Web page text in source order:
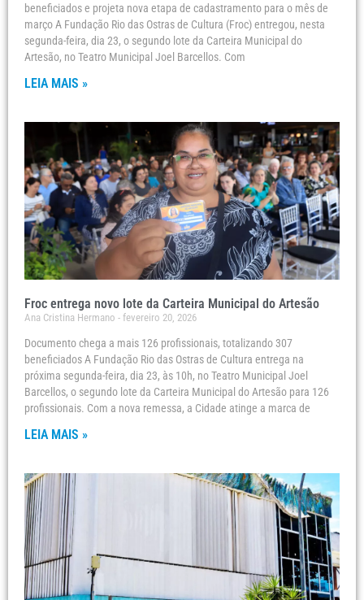
beneficiados e projeta nova etapa de cadastramento para o mês de
março A Fundação Rio das Ostras de Cultura (Froc) entregou, nesta
segunda-feira, dia 23, o segundo lote da Carteira Municipal do
Artesão, no Teatro Municipal Joel Barcellos. Com
LEIA MAIS »
Froc entrega novo lote da Carteira Municipal do Artesão
Ana Cristina Hermano fevereiro 20, 2026
Documento chega a mais 126 profissionais, totalizando 307
beneficiados A Fundação Rio das Ostras de Cultura entrega na
próxima segunda-feira, dia 23, às 10h, no Teatro Municipal Joel
Barcellos, o segundo lote da Carteira Municipal do Artesão para 126
profissionais. Com a nova remessa, a Cidade atinge a marca de
LEIA MAIS »